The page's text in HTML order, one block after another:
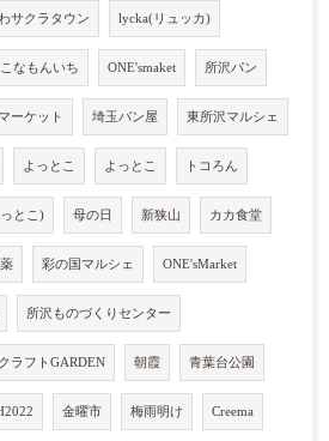
サクラタウン lycka(リュッカ)
こなもんいち ONE'smaket 所沢パン
ーケット 埼玉パン屋 東所沢マルシェ
よっとこ よっとこ トコろん
とこ) 母の日 新狭山 カカ食堂
彩の国マルシェ ONE'sMarket
所沢ものづくりセンター
クラフトGARDEN 朝霞 青葉台公園
金曜市 梅雨明け Creema